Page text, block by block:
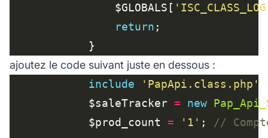
    			$GLOBALS[
return
ajoutez le code suivant juste en dessous :
include
'PapApi.class.php'
    		$saleTracker
= new
    		$prod_count
= '1' ;